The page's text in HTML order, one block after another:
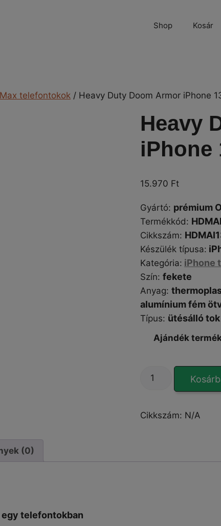
Shop Kosár
telefontokok / Heavy Duty Doom Armor iPhone
Heavy
iPhone
15.970 Ft
Gyártó: prémium
Termékkód:
Cikkszám:
Készülék típusa:
Kategória: iPhone
Szín:fekete
Anyag:
alumínium fém
Típus: ütésálló tok
Ajándék
Heavy
Armor
Max
Cikkszám: N/A
(0)
egy telefontokban